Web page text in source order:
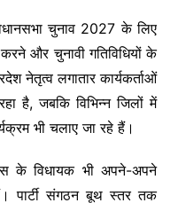
चुनाव 2027 के लिए
और चुनावी गतिविधियों के
नेतृत्व लगातार कार्यकर्ताओं
है, जबकि विभिन्न जिलों में
भी चलाए जा रहे हैं।
के विधायक भी अपने-अपने
पार्टी संगठन बूथ स्तर तक